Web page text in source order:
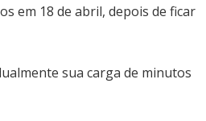
em 18 de abril, depois de ficar
sua carga de minutos